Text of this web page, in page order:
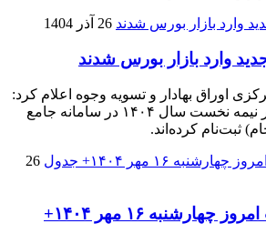
26 آذر 1404
اوراق بهادار و تسویه وجوه اعلام کرد:
بیش از ۳۱۶ هزار نفر در نیمه نخست سال ۱۴۰۴ در سامانه جامع
ثبت‌نام کرده‌اند.
26
ارزش سهام عدالت امروز چهارشنبه ۱۶ مهر ۱۴۰۴+